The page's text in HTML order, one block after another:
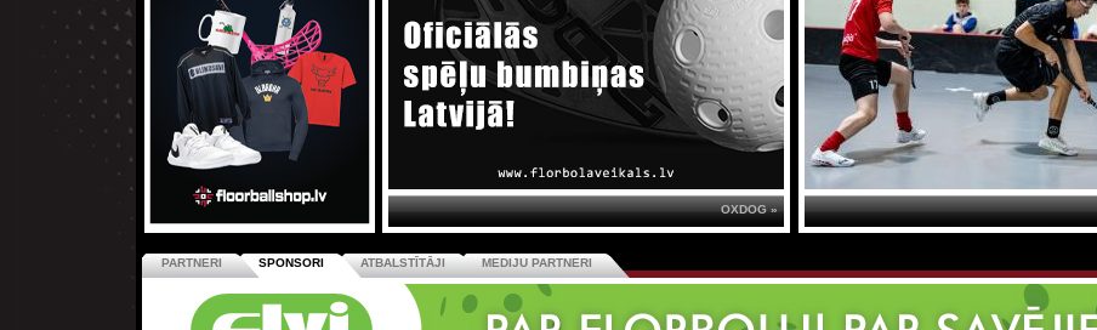
OXDOG »
PARTNERI SPONSORI ATBALSTĪTĀJI MEDIJU PARTNERI